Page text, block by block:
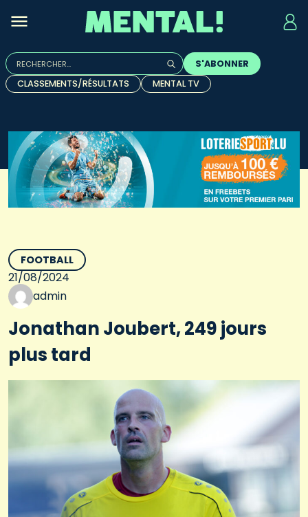
Rechercher :
Quand les résultats de l'auto-complétion sont
S'ABONNER
CLASSEMENTS/RÉSULTATS
MENTAL TV
FOOTBALL
21/08/2024
admin
Jonathan Joubert, 249 jours
plus tard